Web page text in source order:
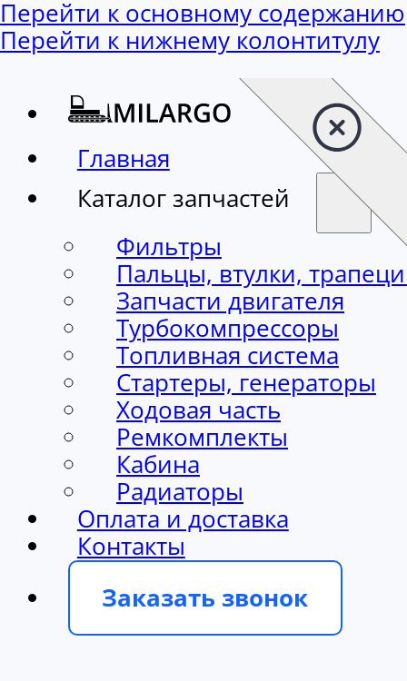
Перейти к основному содержанию
Перейти к нижнему колонтитулу
Главная
Каталог запчастей
Фильтры
Пальцы, втулки,
Запчасти двигателя
Турбокомпрессоры
Топливная система
Стартеры, генераторы
Ходовая часть
Ремкомплекты
Кабина
Радиаторы
Оплата и доставка
Контакты
Заказать звонок